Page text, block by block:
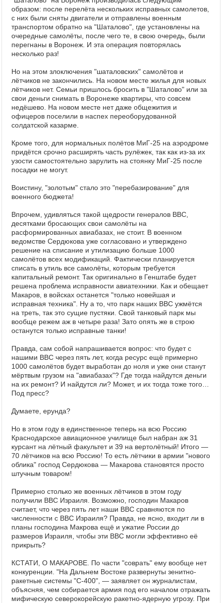
образом: после перелёта нескольких исправных самолетов,
с них были сняты двигатели и отправлены военным
транспортом обратно на "Шаталово", где установлены на
очередные самолёты, после чего те, в свою очередь, были
перегнаны в Воронеж. И эта операция повторялась
несколько раз!
Но на этом злоключения "шаталовских" самолётов и
лётчиков не закончились. На новом месте жилья для новых
лётчиков нет. Семьи пришлось бросить в "Шаталово" или за
свои деньги снимать в Воронеже квартиры, что совсем
недёшево. На новом месте нет даже общежития и
офицеров поселили в наспех переоборудованной
солдатской казарме.
Кроме того, для нормальных полётов МиГ-25 на аэродроме
придётся срочно расширять часть рулёжек, так как из-за их
узости самостоятельно зарулить на стоянку МиГ-25 после
посадки не могут.
Воистину, "золотым" стало это "перебазирование" для
военного бюджета!
Впрочем, удивляться такой щедрости генералов ВВС,
десятками бросающих свои самолёты на
расформированных авиабазах, не стоит. В военном
ведомстве Сердюкова уже согласовано и утверждено
решение на списание и утилизацию больше 1000
самолётов всех модификаций. Фактически планируется
списать в утиль все самолёты, которым требуется
капитальный ремонт. Так оригинально в Генштабе будет
решена проблема исправности авиатехники. Как и обещает
Макаров, в войсках останется "только новейшая и
исправная техника". Ну а то, что парк наших ВВС ужмётся
на треть, так это сущие пустяки. Свой танковый парк мы
вообще режем аж в четыре раза! Зато опять же в строю
останутся только исправные танки!
Правда, сам собой напрашивается вопрос: что будет с
нашими ВВС через пять лет, когда ресурс ещё примерно
1000 самолётов будет выработан до ноля и уже они станут
мёртвым грузом на "авиабазах"? Где тогда найдутся деньги
на их ремонт? И найдутся ли? Может, и их тогда тоже того…
Под пресс?
Думаете, ерунда?
Но в этом году в единственное теперь на всю Россию
Краснодарское авиационное училище был набран аж 31
курсант на лётный факультет и 39 на вертолётный! Итого —
70 лётчиков на всю Россию! То есть лётчики в армии "нового
облика" господ Сердюкова — Макарова становятся просто
штучным товаром!
Примерно столько же военных лётчиков в этом году
получили ВВС Израиля. Возможно, господин Макаров
считает, что через пять лет наши ВВС сравняются по
численности с ВВС Израиля? Правда, не ясно, входит ли в
планы господина Макрова ещё и ужатие России до
размеров Израиля, чтобы эти ВВС могли эффективно её
прикрыть?
КСТАТИ, О МАКАРОВЕ. По части "соврать" ему вообще нет
конкуренции. "На Дальнем Востоке развернуты зенитно-
ракетные системы "С-400", — заявляет он журналистам,
объясняя, чем собирается армия под его началом отражать
мифическую северокорейскую ракетно-ядерную угрозу. При